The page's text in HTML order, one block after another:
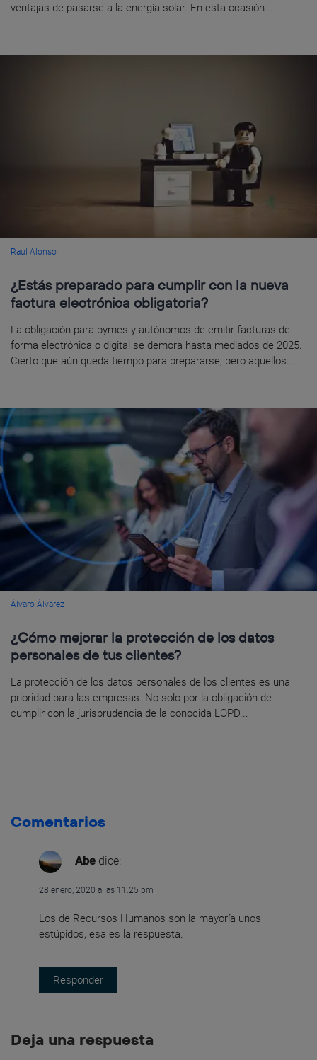
ventajas de pasarse a la energía solar. En esta ocasión...
Raúl Alonso
¿Estás preparado para cumplir con la nueva
factura electrónica obligatoria?
La obligación para pymes y autónomos de emitir facturas de
forma electrónica o digital se demora hasta mediados de 2025.
Cierto que aún queda tiempo para prepararse, pero aquellos...
Álvaro Álvarez
¿Cómo mejorar la protección de los datos
personales de tus clientes?
La protección de los datos personales de los clientes es una
prioridad para las empresas. No solo por la obligación de
cumplir con la jurisprudencia de la conocida LOPD...
Comentarios
Abe dice:
28 enero, 2020 a las 11:25 pm
Los de Recursos Humanos son la mayoría unos
estúpidos, esa es la respuesta.
Responder
Deja una respuesta